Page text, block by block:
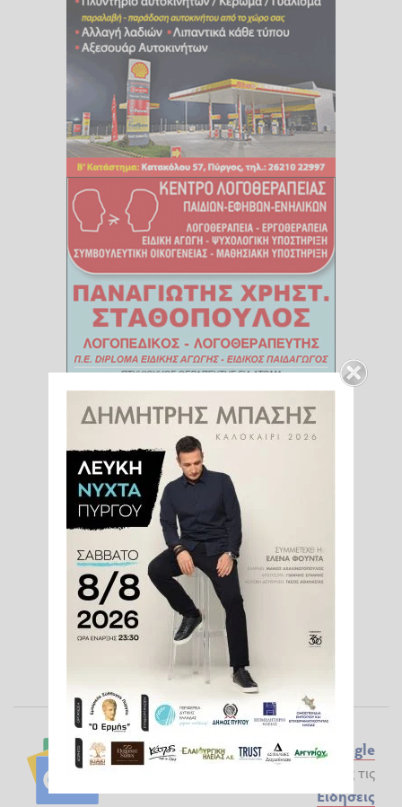
Ακολουθήστε το ilialive.gr στοGoogle
και μάθετε πρώτοι όλες τις
Ειδήσεις